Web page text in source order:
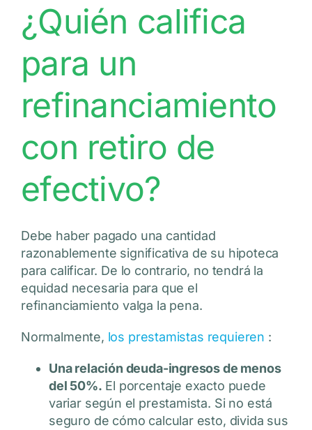
¿Quién califica
para un
refinanciamiento
con retiro de
efectivo?
Debe haber pagado una cantidad
razonablemente significativa de su hipoteca
para calificar. De lo contrario, no tendrá la
equidad necesaria para que el
refinanciamiento valga la pena.
Normalmente, los prestamistas requieren :
Una relación deuda-ingresos de menos
del 50%. El porcentaje exacto puede
variar según el prestamista. Si no está
seguro de cómo calcular esto, divida sus